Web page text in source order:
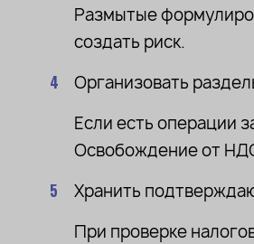
Размытые
создать риск.
Организовать
Если есть операции
Освобождение от
Хранить
При проверке